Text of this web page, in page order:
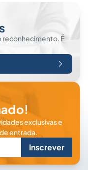
É
exclusivas e
entrada.
Inscrever